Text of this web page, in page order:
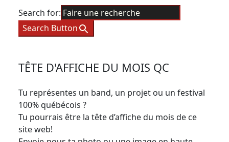
Search for:
Search Button
TÊTE D'AFFICHE DU MOIS QC
Tu représentes un band, un projet ou un festival
100% québécois ?
Tu pourrais être la tête d’affiche du mois de ce
site web!